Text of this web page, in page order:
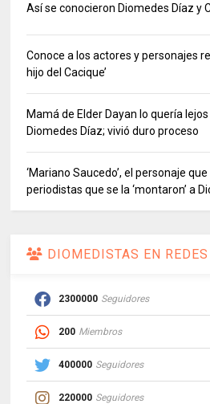
Así se conocieron Diomedes Díaz y
Conoce a los actores y personajes
hijo del Cacique’
Mamá de Elder Dayan lo quería
Diomedes Díaz; vivió duro proceso
‘Mariano Saucedo’, el personaje
periodistas que se la ‘montaron’ a
DIOMEDISTAS EN REDES
2300000 Seguidores
200 Miembros
400000 Seguidores
220000 Seguidores